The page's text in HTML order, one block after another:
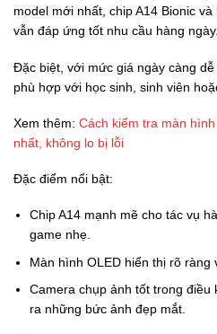
model mới nhất, chip A14 Bionic
vẫn đáp ứng tốt nhu cầu hàng ngày.
Đặc biệt, với mức giá ngày càng
phù hợp với học sinh, sinh viên
Xem thêm: Cách kiểm tra màn
nhất, không lo bị lỗi
Đặc điểm nổi bật:
Chip A14 mạnh mẽ cho tác vụ
game nhẹ.
Màn hình OLED hiển thị rõ ràng
Camera chụp ảnh tốt trong điều
ra những bức ảnh đẹp mắt.